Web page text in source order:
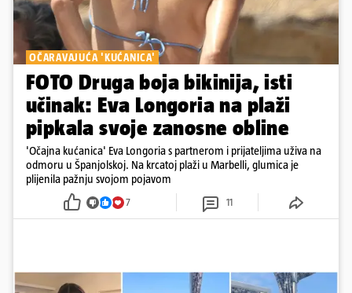
OČARAVAJUĆA 'KUĆANICA'
FOTO Druga boja bikinija, isti
učinak: Eva Longoria na plaži
pipkala svoje zanosne obline
'Očajna kućanica' Eva Longoria s partnerom i prijateljima uživa na
odmoru u Španjolskoj. Na krcatoj plaži u Marbelli, glumica je
plijenila pažnju svojom pojavom
7 11